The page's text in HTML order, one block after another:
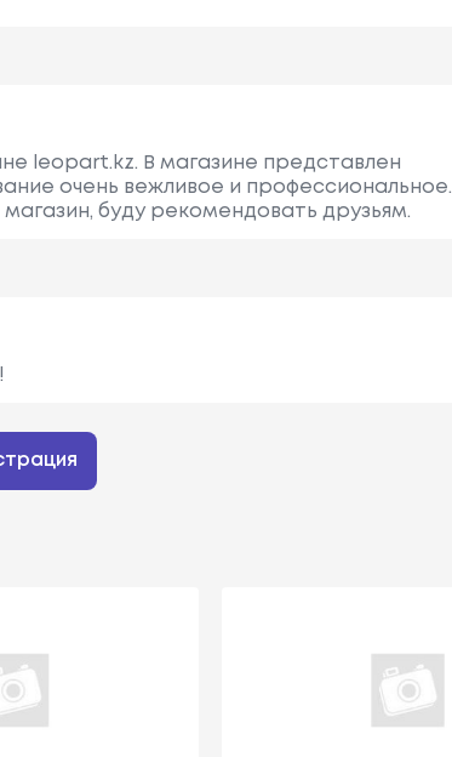
leopart.kz. В магазине представлен
очень вежливое и профессиональное.
буду рекомендовать друзьям.